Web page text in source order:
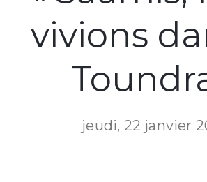
vivions
jeudi, 22 janvier